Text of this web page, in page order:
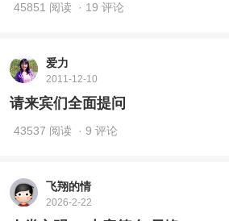
45851 阅读 · 19 评论
爱力
2011-12-10
请来宾们全面提问
43537 阅读 · 9 评论
飞翔的情
2026-2-22